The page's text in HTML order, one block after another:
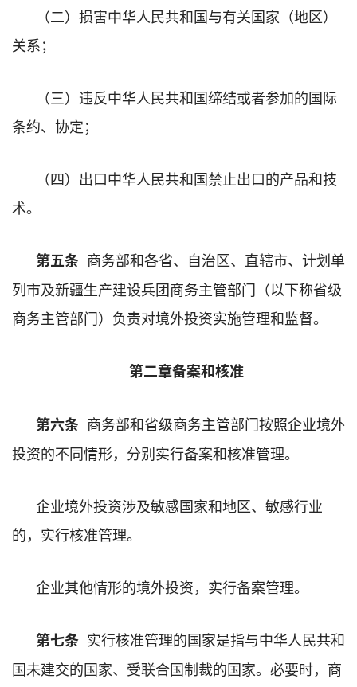
（二）损害中华人民共和国与有关国家（地区）
关系；
（三）违反中华人民共和国缔结或者参加的国际
条约、协定；
（四）出口中华人民共和国禁止出口的产品和技
术。
第五条 商务部和各省、自治区、直辖市、计划单
列市及新疆生产建设兵团商务主管部门（以下称省级
商务主管部门）负责对境外投资实施管理和监督。
第二章备案和核准
第六条 商务部和省级商务主管部门按照企业境外
投资的不同情形，分别实行备案和核准管理。
企业境外投资涉及敏感国家和地区、敏感行业
的，实行核准管理。
企业其他情形的境外投资，实行备案管理。
第七条 实行核准管理的国家是指与中华人民共和
国未建交的国家、受联合国制裁的国家。必要时，商